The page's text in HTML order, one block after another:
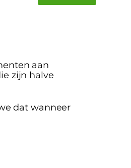
aan
zijn halve
dat wanneer